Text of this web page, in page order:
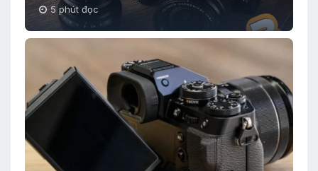
5 phút đọc